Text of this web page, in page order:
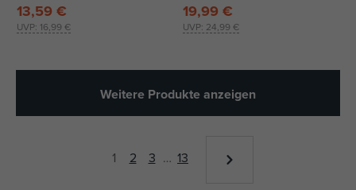
UVP: 16,99 €
13,59 €
UVP: 24,99 €
19,99 €
Weitere Produkte anzeigen
1 2 3 … 13